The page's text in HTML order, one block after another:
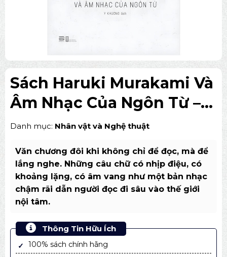
Sách Haruki Murakami Và
Âm Nhạc Của Ngôn Từ –
Giải Mã Văn Chương
Danh mục: Nhân vật và Nghệ thuật
Văn chương đôi khi không chỉ để đọc, mà để
lắng nghe. Những câu chữ có nhịp điệu, có
khoảng lặng, có âm vang như một bản nhạc
chậm rãi dẫn người đọc đi sâu vào thế giới
nội tâm.
Thông Tin Hữu Ích
100% sách chính hãng